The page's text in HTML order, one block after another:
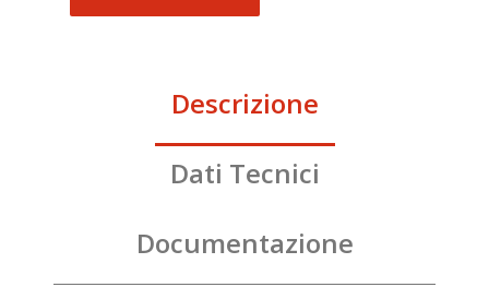
Descrizione
Dati Tecnici
Documentazione